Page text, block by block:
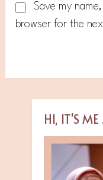
Save my
browser for the
HI, IT'S ME